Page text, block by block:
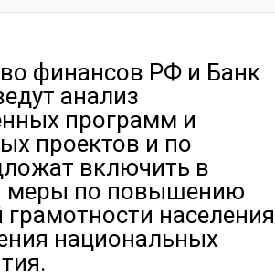
финансов РФ и Банк
анализ
программ и
проектов и по
включить в
меры по повышению
населения
национальных